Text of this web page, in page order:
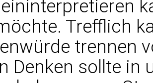
Trefflich
trennen
Denken sollte